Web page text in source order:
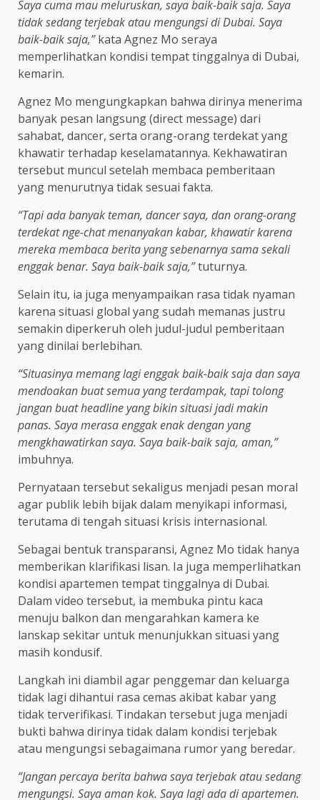
Saya cuma mau meluruskan, saya baik-baik saja. Saya
tidak sedang terjebak atau mengungsi di Dubai. Saya
baik-baik saja,”kata Agnez Mo seraya
memperlihatkan kondisi tempat tinggalnya di Dubai,
kemarin.
Agnez Mo mengungkapkan bahwa dirinya menerima
banyak pesan langsung (direct message) dari
sahabat, dancer, serta orang-orang terdekat yang
khawatir terhadap keselamatannya. Kekhawatiran
tersebut muncul setelah membaca pemberitaan
yang menurutnya tidak sesuai fakta.
“Tapi ada banyak teman, dancer saya, dan orang-orang
terdekat nge-chat menanyakan kabar, khawatir karena
mereka membaca berita yang sebenarnya sama sekali
enggak benar. Saya baik-baik saja,”tuturnya.
Selain itu, ia juga menyampaikan rasa tidak nyaman
karena situasi global yang sudah memanas justru
semakin diperkeruh oleh judul-judul pemberitaan
yang dinilai berlebihan.
“Situasinya memang lagi enggak baik-baik saja dan saya
mendoakan buat semua yang terdampak, tapi tolong
jangan buat headline yang bikin situasi jadi makin
panas. Saya merasa enggak enak dengan yang
mengkhawatirkan saya. Saya baik-baik saja, aman,”
imbuhnya.
Pernyataan tersebut sekaligus menjadi pesan moral
agar publik lebih bijak dalam menyikapi informasi,
terutama di tengah situasi krisis internasional.
Sebagai bentuk transparansi, Agnez Mo tidak hanya
memberikan klarifikasi lisan. Ia juga memperlihatkan
kondisi apartemen tempat tinggalnya di Dubai.
Dalam video tersebut, ia membuka pintu kaca
menuju balkon dan mengarahkan kamera ke
lanskap sekitar untuk menunjukkan situasi yang
masih kondusif.
Langkah ini diambil agar penggemar dan keluarga
tidak lagi dihantui rasa cemas akibat kabar yang
tidak terverifikasi. Tindakan tersebut juga menjadi
bukti bahwa dirinya tidak dalam kondisi terjebak
atau mengungsi sebagaimana rumor yang beredar.
“Jangan percaya berita bahwa saya terjebak atau sedang
mengungsi. Saya aman kok. Saya lagi ada di apartemen.